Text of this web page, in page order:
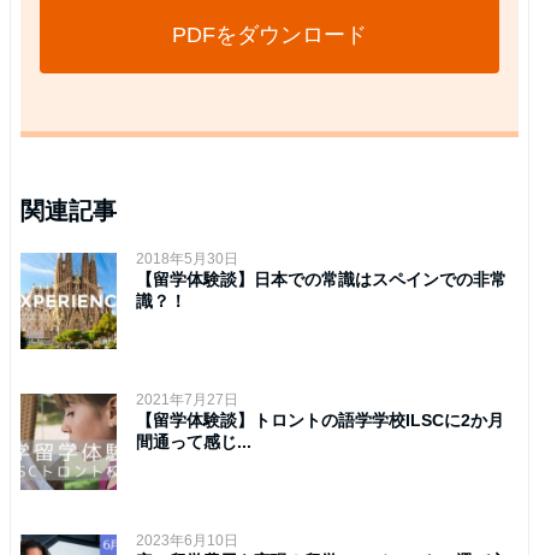
PDFをダウンロード
関連記事
2018年5月30日
【留学体験談】日本での常識はスペインでの非常
識？！
2021年7月27日
【留学体験談】トロントの語学学校ILSCに2か月
間通って感じ...
2023年6月10日